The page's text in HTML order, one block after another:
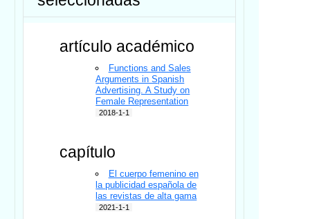
artículo académico
Functions and Sales
Arguments in Spanish
Advertising. A Study on
Female Representation
2018-1-1
capítulo
El cuerpo femenino en
la publicidad española de
las revistas de alta gama
2021-1-1